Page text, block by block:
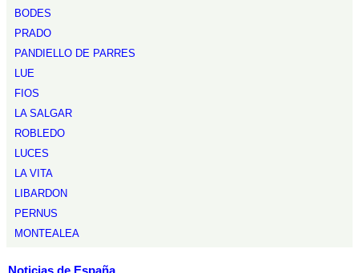
BODES
PRADO
PANDIELLO DE PARRES
LUE
FIOS
LA SALGAR
ROBLEDO
LUCES
LA VITA
LIBARDON
PERNUS
MONTEALEA